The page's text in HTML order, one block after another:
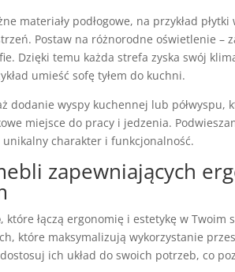
materiały podłogowe, na przykład
Postaw na różnorodne oświetlenie –
Dzięki temu każda strefa zyska swój
umieść sofę tyłem do kuchni.
dodanie wyspy kuchennej lub
miejsce do pracy i jedzenia.
unikalny charakter i funkcjonalność.
zapewniających
, które łączą ergonomię i estetykę w
które maksymalizują wykorzystanie
ich układ do swoich potrzeb, co